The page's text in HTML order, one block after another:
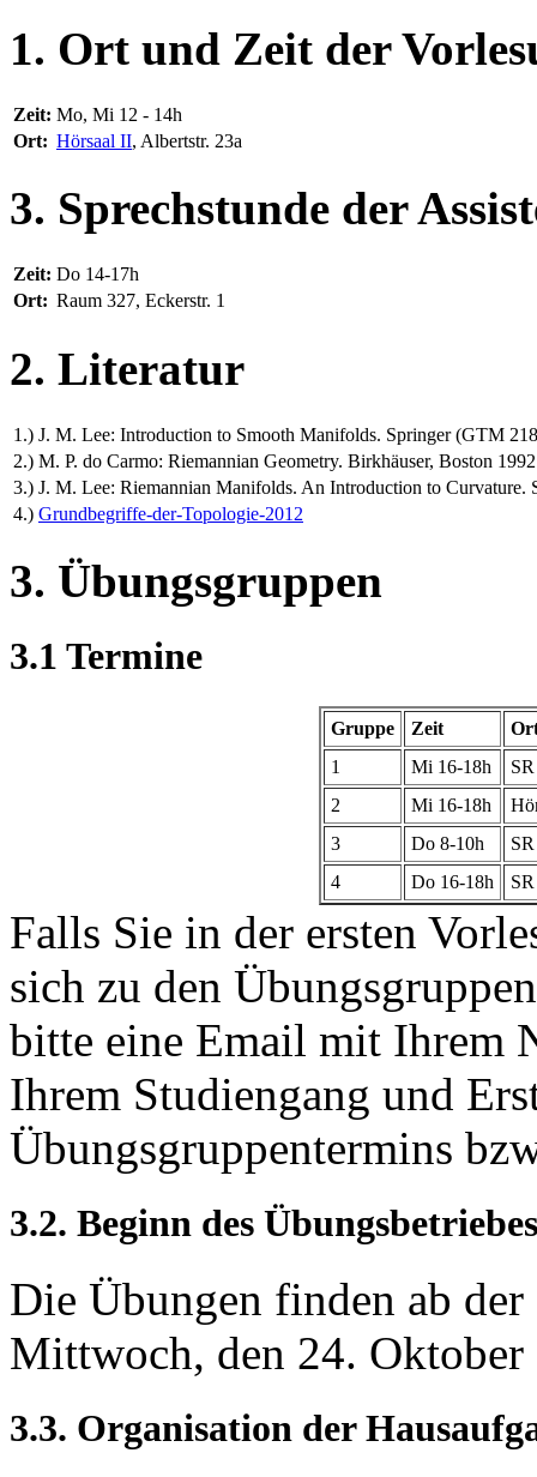
1. Ort und Zeit der
Zeit: Mo, Mi 12 - 14h
Ort: Hörsaal II, Albertstr. 23a
3. Sprechstunde der
Zeit: Do 14-17h
Ort: Raum 327, Eckerstr. 1
2. Literatur
1.) J. M. Lee: Introduction to Smooth Manifolds. Springer (GTM
2.) M. P. do Carmo: Riemannian Geometry. Birkhäuser, Boston 1992
3.) J. M. Lee: Riemannian Manifolds. An Introduction to Curvature.
4.) Grundbegriffe-der-Topologie-2012
3. Übungsgruppen
3.1 Termine
Gruppe Zeit
1
Mi 16-18h
2
Mi 16-18h
3
Do 8-10h
4
Do 16-18h
Falls Sie in der ersten
sich zu den
bitte eine Email mit Ihrem
Ihrem Studiengang und
Übungsgruppentermins
3.2. Beginn des Übungsbetriebes
Die Übungen finden ab der
Mittwoch, den 24. Oktober
3.3. Organisation der